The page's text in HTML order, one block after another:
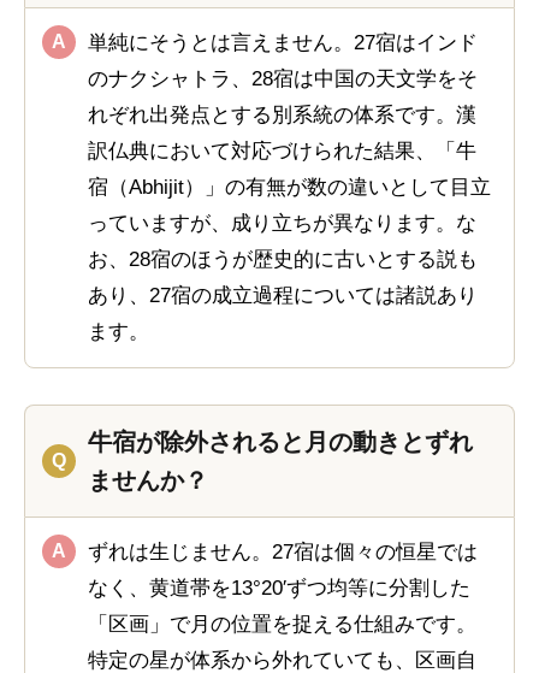
単純にそうとは言えません。27宿はインド
のナクシャトラ、28宿は中国の天文学をそ
れぞれ出発点とする別系統の体系です。漢
訳仏典において対応づけられた結果、「牛
宿（Abhijit）」の有無が数の違いとして目立
っていますが、成り立ちが異なります。な
お、28宿のほうが歴史的に古いとする説も
あり、27宿の成立過程については諸説あり
ます。
牛宿が除外されると月の動きとずれ
ませんか？
ずれは生じません。27宿は個々の恒星では
なく、黄道帯を13°20′ずつ均等に分割した
「区画」で月の位置を捉える仕組みです。
特定の星が体系から外れていても、区画自